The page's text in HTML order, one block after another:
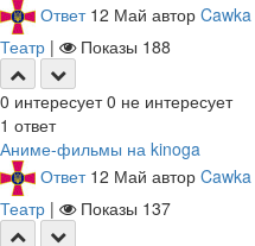
Ответ 12 Май автор Cawka
Театр | Показы 188
0 интересует 0 не интересует
1 ответ
Аниме-фильмы на kinoga
Ответ 12 Май автор Cawka
Театр | Показы 137